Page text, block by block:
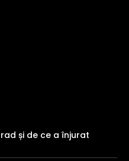
și de ce a înjurat